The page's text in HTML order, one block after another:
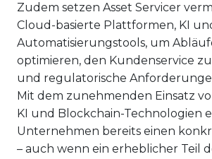
Zudem setzen Asset Servicer
Cloud-basierte Plattformen, KI
Automatisierungstools, um
optimieren, den Kundenservice
und regulatorische
Mit dem zunehmenden Einsatz
KI und Blockchain-Technologien
Unternehmen bereits einen
– auch wenn ein erheblicher Teil